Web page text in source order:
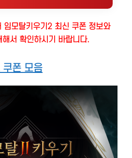
임모탈키우기2 최신 쿠폰 정보와
서 확인하시기 바랍니다.
쿠폰 모음